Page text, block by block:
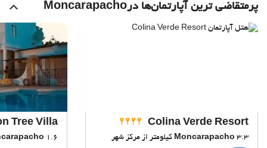
پرمتقاضی ترین آپارتمان‌‌ها درMoncarapacho
Colina Verde Resort
Moncarapacho 3.3 کیلومتر از مرکز شهر
Tree Villa
1.6 کیلومتر از مرکز شهر